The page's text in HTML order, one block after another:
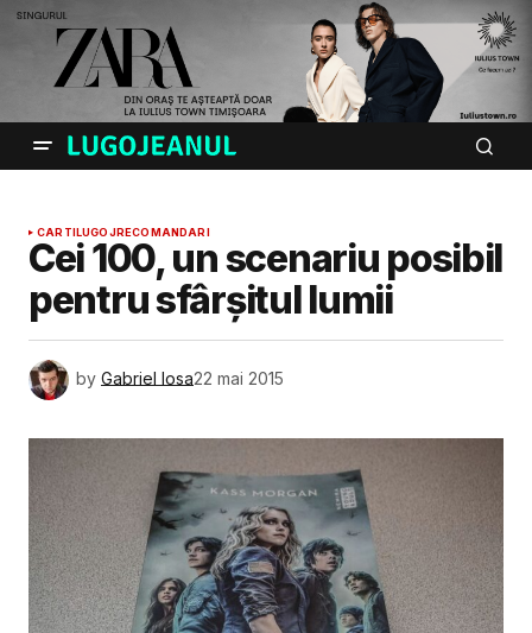
CARTILUGOJRECOMANDARI
Cei 100, un scenariu posibil
pentru sfârșitul lumii
by Gabriel Iosa22 mai 2015